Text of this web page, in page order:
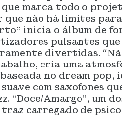
marca todo o
que não há limites
inicia o álbum de
pulsantes que
divertidas.
cria uma
no dream pop,
com saxofones
“Doce/Amargo”, um
carregado de